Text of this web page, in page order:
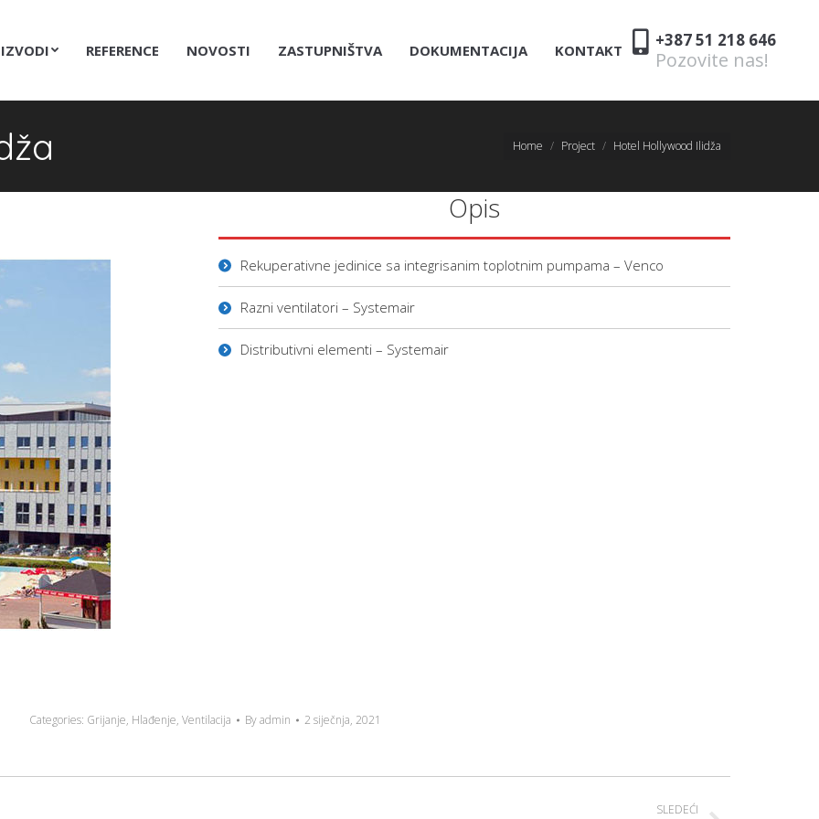
REFERENCE NOVOSTI ZASTUPNIŠTVA DOKUMENTACIJA KONTAKT +387 51 218 646
Pozovite nas!
Home Project Hotel Hollywood Ilidža
Opis
Rekuperativne jedinice sa integrisanim toplotnim pumpama – Venco
Razni ventilatori – Systemair
Distributivni elementi – Systemair
Categories: Grijanje, Hlađenje, Ventilacija Byadmin 2 siječnja, 2021
SLEDEĆI